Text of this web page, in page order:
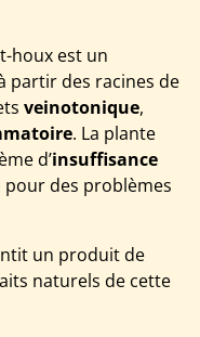
houx est un
partir des racines de
veinotonique,
. La plante
d’insuffisance
pour des problèmes
un produit de
naturels de cette